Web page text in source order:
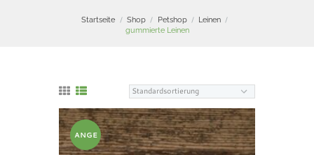
Startseite Shop Petshop
Leinen
gummierte Leinen
ANGE